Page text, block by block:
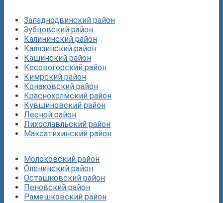
Западнодвинский район
Зубцовский район
Калининский район
Калязинский район
Кашинский район
Кесовогорский район
Кимрский район
Конаковский район
Краснохолмский район
Кувшиновский район
Лесной район
Лихославльский район
Максатихинский район
Молоковский район
Оленинский район
Осташковский район
Пеновский район
Рамешковский район